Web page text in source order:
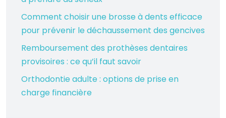
Comment choisir une brosse à dents efficace
pour prévenir le déchaussement des gencives
Remboursement des prothèses dentaires
provisoires : ce qu’il faut savoir
Orthodontie adulte : options de prise en
charge financière